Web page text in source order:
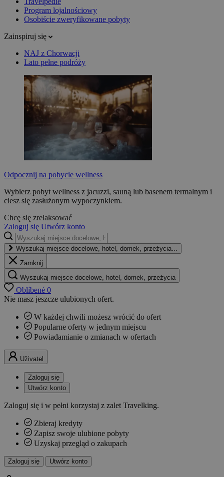
Program lojalnościowy
Osobiście zweryfikowane pobyty
Zainspiruj się
NAJ z Chorwacji
Lato pełne podróży
Odpocznij na pobycie wellness
Wybierz pobyt wellness z jacuzzi, sauną lub basenem termalnym i
ciesz się zasłużonym wypoczynkiem.
Chcę się zrelaksować
Zaloguj się Utwórz konto
Wyszukaj miejsce docelowe, hotel, domek, przeżycia...
Zamknij
Wyszukaj miejsce docelowe, hotel, domek, przeżycia
Oblíbené 0
Nie masz jeszcze ulubionych ofert.
W każdej chwili możesz wrócić do ofert
Popularne oferty w jednym miejscu
Powiadamianie o zmianach w ofertach
Uživatel
Zaloguj się
Utwórz konto
Zaloguj się i w pełni korzystaj z zalet Travelking.
Zbieraj kredyty
Zapisz swoje ulubione pobyty
Uzyskaj przegląd o zakupach
Zaloguj się Utwórz konto